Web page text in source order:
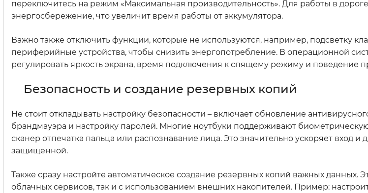
переключитесь на режим «Максимальная производительность». Для работы в
энергосбережение, что увеличит время работы от аккумулятора.
Важно также отключить функции, которые не используются, например, подсветку
периферийные устройства, чтобы снизить энергопотребление. В операционной
регулировать яркость экрана, время подключения к спящему режиму и поведение
Безопасность и создание резервных копий
Не стоит откладывать настройку безопасности – включает обновление
брандмауэра и настройку паролей. Многие ноутбуки поддерживают
сканер отпечатка пальца или распознавание лица. Это значительно ускоряет вход и
защищенной.
Также сразу настройте автоматическое создание резервных копий важных данных.
облачных сервисов, так и с использованием внешних накопителей. Пример: